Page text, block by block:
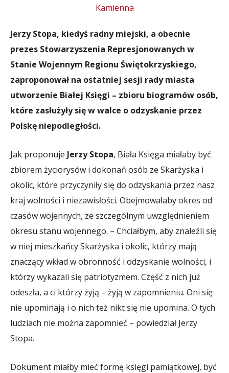
Jerzy Stopa, kiedyś radny miejski, a obecnie
prezes Stowarzyszenia Represjonowanych w
Stanie Wojennym Regionu Świętokrzyskiego,
zaproponował na ostatniej sesji rady miasta
utworzenie Białej Księgi – zbioru biogramów osób,
które zasłużyły się w walce o odzyskanie przez
Polskę niepodległości.
Jak proponuje Jerzy Stopa, Biała Księga miałaby być
zbiorem życiorysów i dokonań osób ze Skarżyska i
okolic, które przyczyniły się do odzyskania przez nasz
kraj wolności i niezawisłości. Obejmowałaby okres od
czasów wojennych, ze szczególnym uwzględnieniem
okresu stanu wojennego. – Chciałbym, aby znaleźli się
w niej mieszkańcy Skarżyska i okolic, którzy mają
znaczący wkład w obronność i odzyskanie wolności, i
którzy wykazali się patriotyzmem. Część z nich już
odeszła, a ci którzy żyją – żyją w zapomnieniu. Oni się
nie upominają i o nich też nikt się nie upomina. O tych
ludziach nie można zapomnieć – powiedział Jerzy
Stopa.
Dokument miałby mieć formę księgi pamiątkowej, być